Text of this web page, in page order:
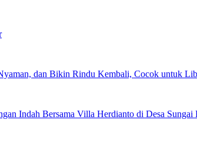
dan Bikin Rindu Kembali, Cocok untuk
Indah Bersama Villa Herdianto di Desa Sungai